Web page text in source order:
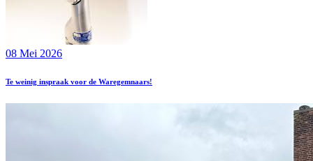
08 Mei 2026
Te weinig inspraak voor de Waregemnaars!